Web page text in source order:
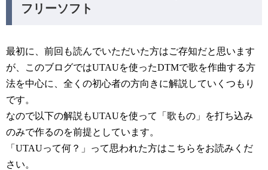
フリーソフト
最初に、前回も読んでいただいた方はご存知だと思います
が、このブログではUTAUを使ったDTMで歌を作曲する方
法を中心に、全くの初心者の方向きに解説していくつもり
です。
なので以下の解説もUTAUを使って「歌もの」を打ち込み
のみで作るのを前提としています。
「UTAUって何？」って思われた方はこちらをお読みくだ
さい。